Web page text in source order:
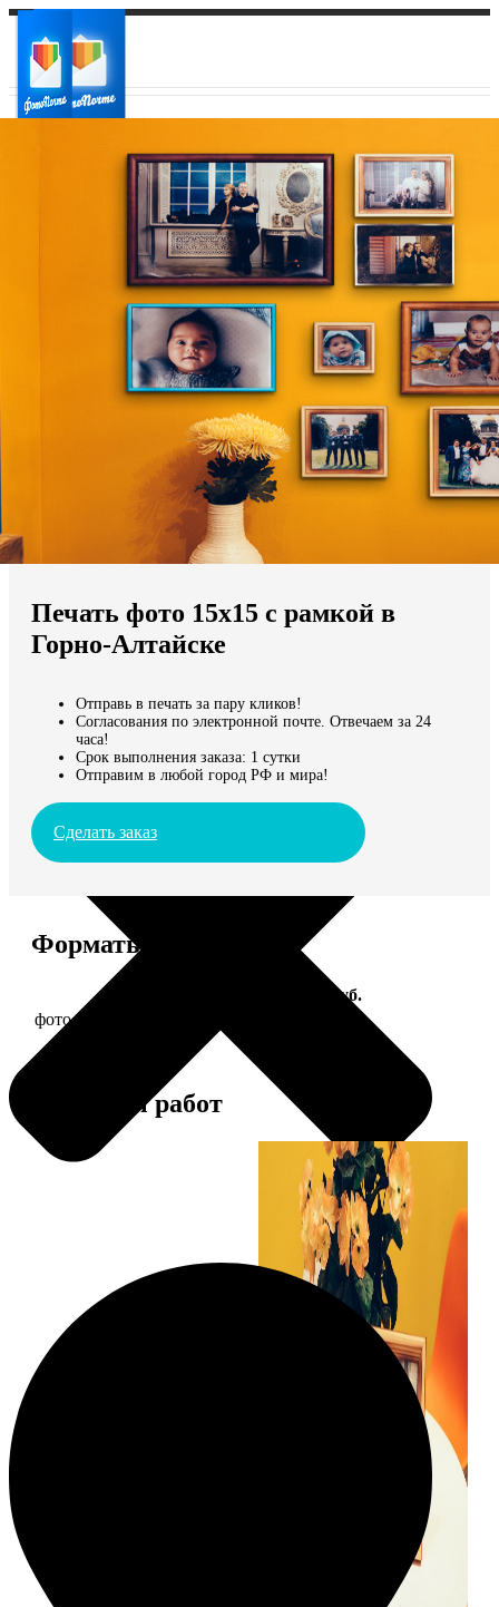
Ваш регион доставки
Выберите из списка:
Мы доставляем по всему миру
Продолжить без города
Печать фото 15х15 с рамкой в
Горно-Алтайске
Отправь в печать за пару кликов!
Согласования по электронной почте. Отвечаем за 24
часа!
Срок выполнения заказа: 1 сутки
Отправим в любой город РФ и мира!
Сделать заказ
Форматы и цены
Цена, руб.
фото 15х15 в деревянной рамке
Примеры работ